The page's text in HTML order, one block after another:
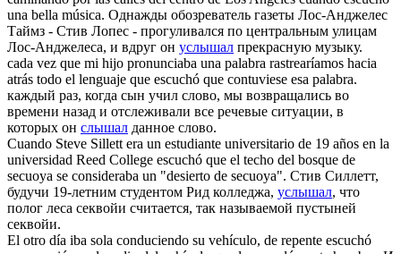
una bella música. Однажды обозреватель газеты Лос-Анджелес
Таймз - Стив Лопес - прогуливался по центральным улицам
Лос-Анджелеса, и вдруг он услышал прекрасную музыку.
cada vez que mi hijo pronunciaba una palabra rastrearíamos hacia
atrás todo el lenguaje que escuchó que contuviese esa palabra.
каждый раз, когда сын учил слово, мы возвращались во
времени назад и отслеживали все речевые ситуации, в
которых он слышал данное слово.
Cuando Steve Sillett era un estudiante universitario de 19 años en la
universidad Reed College escuchó que el techo del bosque de
secuoya se consideraba un "desierto de secuoya". Стив Силлетт,
будучи 19-летним студентом Рид колледжа, услышал, что
полог леса секвойи считается, так называемой пустыней
секвойи.
El otro día iba sola conduciendo su vehículo, de repente escuchó